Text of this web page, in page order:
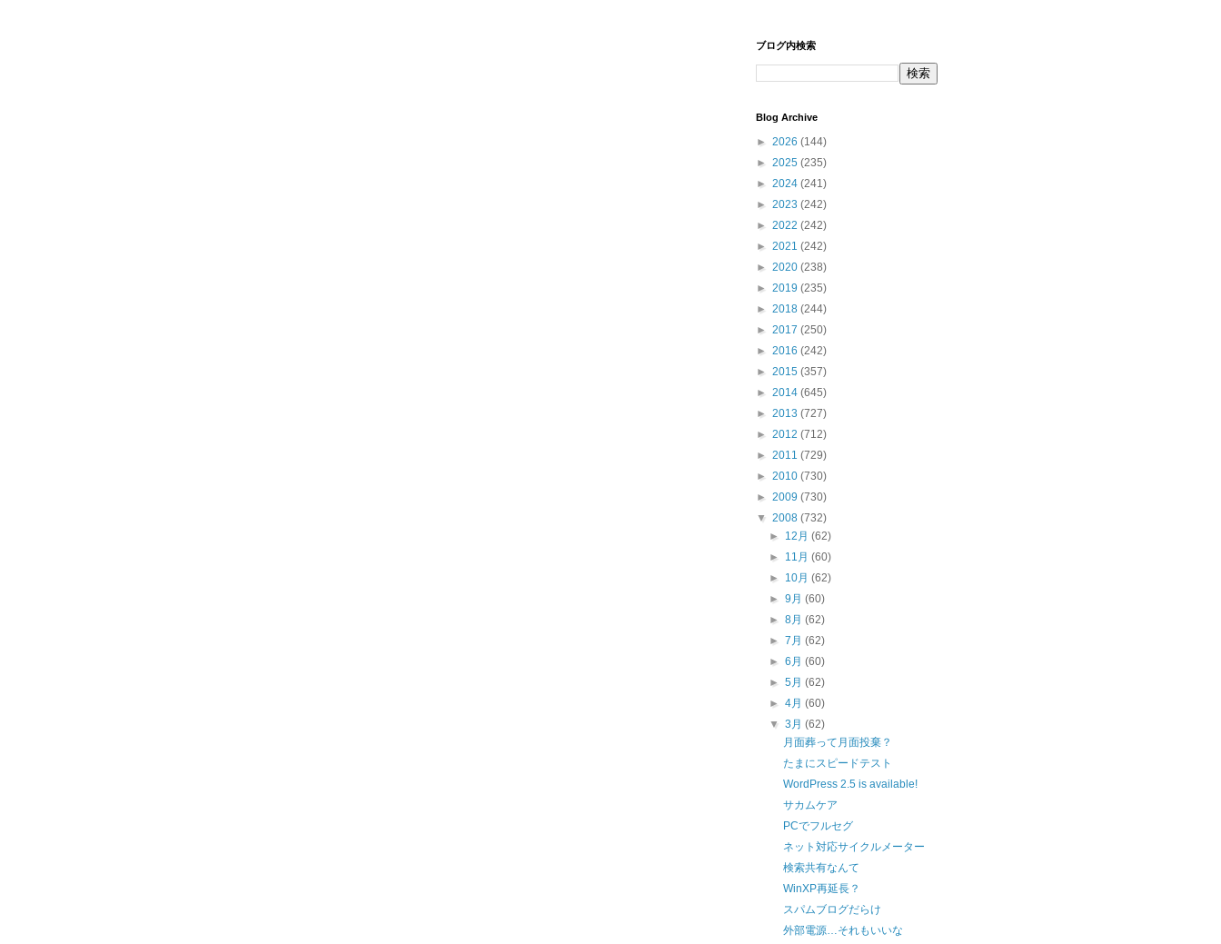
ブログ内検索
Blog Archive
► 2026 (144)
► 2025 (235)
► 2024 (241)
► 2023 (242)
► 2022 (242)
► 2021 (242)
► 2020 (238)
► 2019 (235)
► 2018 (244)
► 2017 (250)
► 2016 (242)
► 2015 (357)
► 2014 (645)
► 2013 (727)
► 2012 (712)
► 2011 (729)
► 2010 (730)
► 2009 (730)
▼ 2008 (732)
► 12月(62)
► 11月(60)
► 10月(62)
►9月(60)
►8月(62)
►7月(62)
►6月(60)
►5月(62)
►4月(60)
▼3月(62)
月面葬って月面投棄？
たまにスピードテスト
WordPress 2.5 is available!
サカムケア
PCでフルセグ
ネット対応サイクルメーター
検索共有なんて
WinXP再延長？
スパムブログだらけ
外部電源…それもいいな